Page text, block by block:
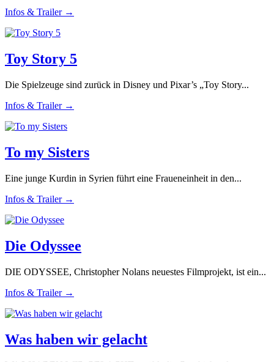
Infos & Trailer →
Toy Story 5
Die Spielzeuge sind zurück in Disney und Pixar’s „Toy Story...
Infos & Trailer →
To my Sisters
Eine junge Kurdin in Syrien führt eine Fraueneinheit in den...
Infos & Trailer →
Die Odyssee
DIE ODYSSEE, Christopher Nolans neuestes Filmprojekt, ist ein...
Infos & Trailer →
Was haben wir gelacht